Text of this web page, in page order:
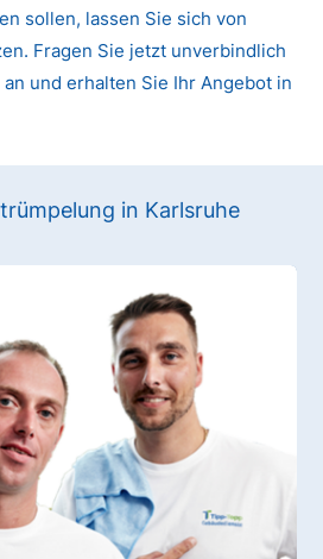
sollen, lassen Sie sich von
Fragen Sie jetzt unverbindlich
und erhalten Sie Ihr Angebot in
in Karlsruhe